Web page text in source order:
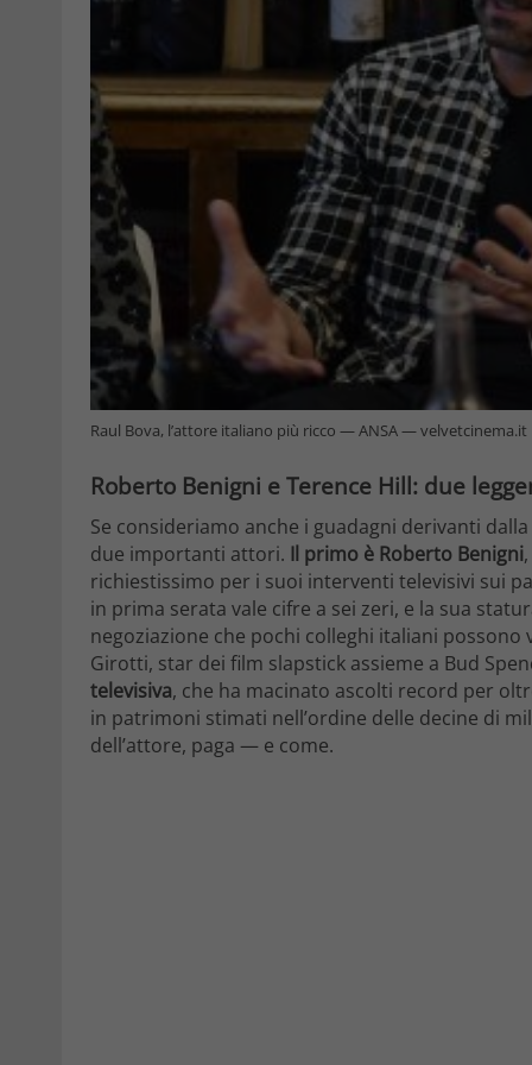
Raul Bova, l’attore italiano più ricco — ANSA — velvetcinema.it
Roberto Benigni e Terence Hill: due
Se consideriamo anche i guadagni derivanti
due importanti attori. Il primo è Roberto Benigni
richiestissimo per i suoi interventi televisivi sui
in prima serata vale cifre a sei zeri, e la sua
negoziazione che pochi colleghi italiani possono
Girotti, star dei film slapstick assieme a Bud
televisiva, che ha macinato ascolti record per
in patrimoni stimati nell’ordine delle decine di
dell’attore, paga — e come.